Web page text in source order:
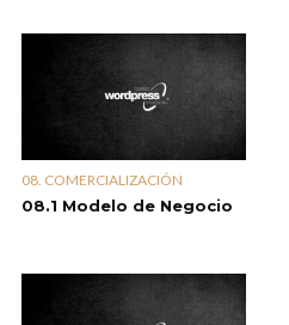
08. COMERCIALIZACIÓN
08.1 Modelo de Negocio